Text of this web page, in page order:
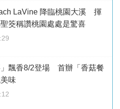
LaVine 降臨桃園大溪 揮
筊稱讚桃園處處是驚喜
飄香8/2登場 首辦「香菇餐
味